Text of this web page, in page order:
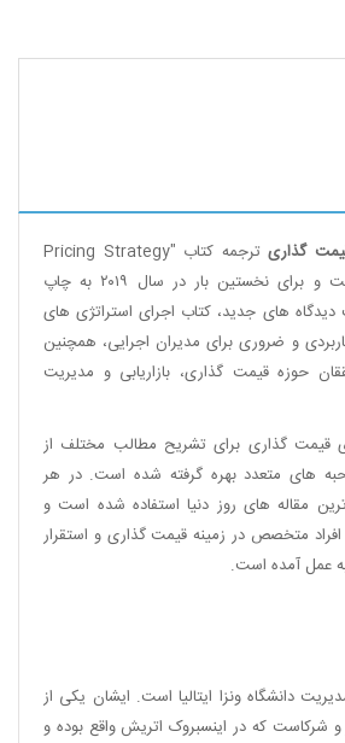
گذاری ترجمه کتاب "Pricing Strategy
" است و برای نخستین بار در سال ۲۰۱۹ به چاپ
های جدید، کتاب اجرای استراتژی های
و ضروری برای مدیران اجرایی، همچنین
حوزه قیمت گذاری، بازاریابی و مدیریت
قیمت گذاری برای تشریح مطالب مختلف از
های متعدد بهره گرفته شده است. در هر
مقاله های روز دنیا استفاده شده است و
متخصص در زمینه قیمت گذاری و استقرار
عمل آمده است.
دانشگاه ونزا ایتالیا است. ایشان یکی از
شرکاست که در اینسبروک اتریش واقع بوده و